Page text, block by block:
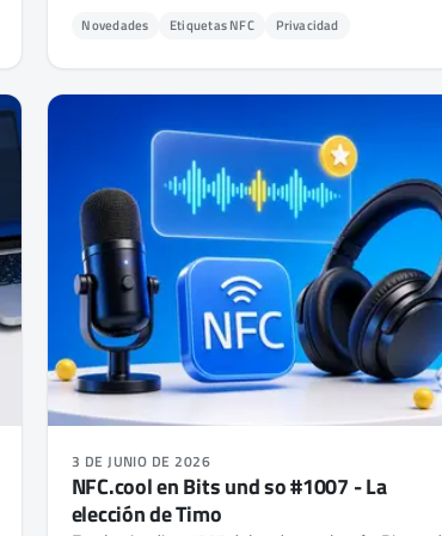
permiso de residencia en iPhone y Android -
si el documento es auténtico.
Novedades Etiquetas NFC Privacidad
3 DE JUNIO DE 2026
NFC.cool en Bits und so #1007 - La
elección de Timo